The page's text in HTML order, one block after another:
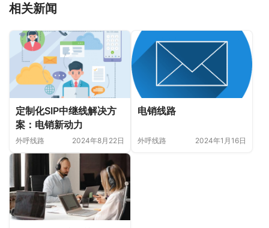
相关新闻
定制化SIP中继线解决方
案：电销新动力
外呼线路 2024年8月22日
电销线路
外呼线路 2024年1月16日